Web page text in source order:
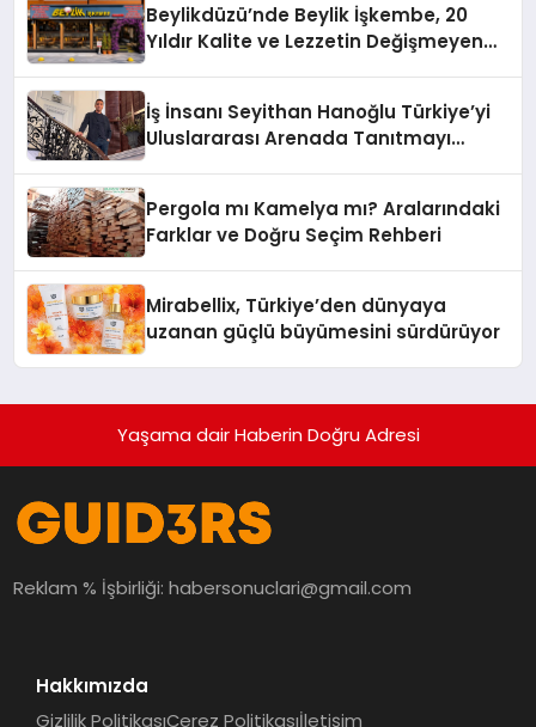
Beylikdüzü’nde Beylik İşkembe, 20
Yıldır Kalite ve Lezzetin Değişmeyen
İş İnsanı Seyithan Hanoğlu Türkiye’yi
Uluslararası Arenada Tanıtmayı
Pergola mı Kamelya mı? Aralarındaki
Farklar ve Doğru Seçim Rehberi
Mirabellix, Türkiye’den dünyaya
uzanan güçlü büyümesini sürdürüyor
Yaşama dair Haberin Doğru Adresi
Reklam % İşbirliği:habersonuclari@gmail.com
Hakkımızda
Gizlilik PolitikasıÇerez Politikasıİletişim